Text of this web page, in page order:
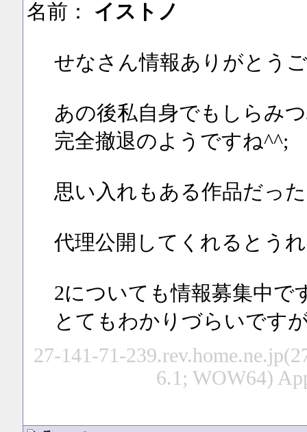
名前： イストノ
せなさん情報ありがとう
あの後私自身でもしらみ
完全撤退のようですね^^;
思い入れもある作品だっ
代理公開してくれるとう
2についても情報募集中で
とてもわかりづらいです
27-141-71-
6.1; WOW64)